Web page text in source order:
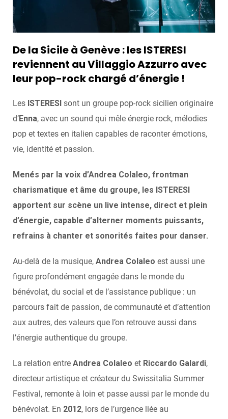
De la Sicile à Genève : les ISTERESI
reviennent au Villaggio Azzurro avec
leur pop-rock chargé d’énergie !
Les ISTERESI sont un groupe pop-rock sicilien originaire
d’Enna, avec un sound qui mêle énergie rock, mélodies
pop et textes en italien capables de raconter émotions,
vie, identité et passion.
Menés par la voix d’Andrea Colaleo, frontman
charismatique et âme du groupe, les ISTERESI
apportent sur scène un live intense, direct et plein
d’énergie, capable d’alterner moments puissants,
refrains à chanter et sonorités faites pour danser.
Au-delà de la musique, Andrea Colaleo est aussi une
figure profondément engagée dans le monde du
bénévolat, du social et de l’assistance publique : un
parcours fait de passion, de communauté et d’attention
aux autres, des valeurs que l’on retrouve aussi dans
l’énergie authentique du groupe.
La relation entre Andrea Colaleo et Riccardo Galardi,
directeur artistique et créateur du Swissitalia Summer
Festival, remonte à loin et passe aussi par le monde du
bénévolat. En 2012, lors de l’urgence liée au